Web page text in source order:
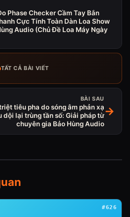
Phase Checker Cầm Tay Bắn
Cực Tính Toàn Dàn Loa Show
Audio (Chủ Đề Loa Máy Ngày
TẤT CẢ BÀI VIẾT
BÀI SAU
tiêu pha do sóng âm phản xạ
dội lại trùng tần số: Giải pháp từ
chuyên gia Bảo Hùng Audio
→
#626